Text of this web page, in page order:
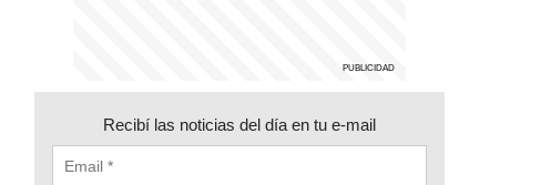
Recibí las noticias del día en tu e-mail